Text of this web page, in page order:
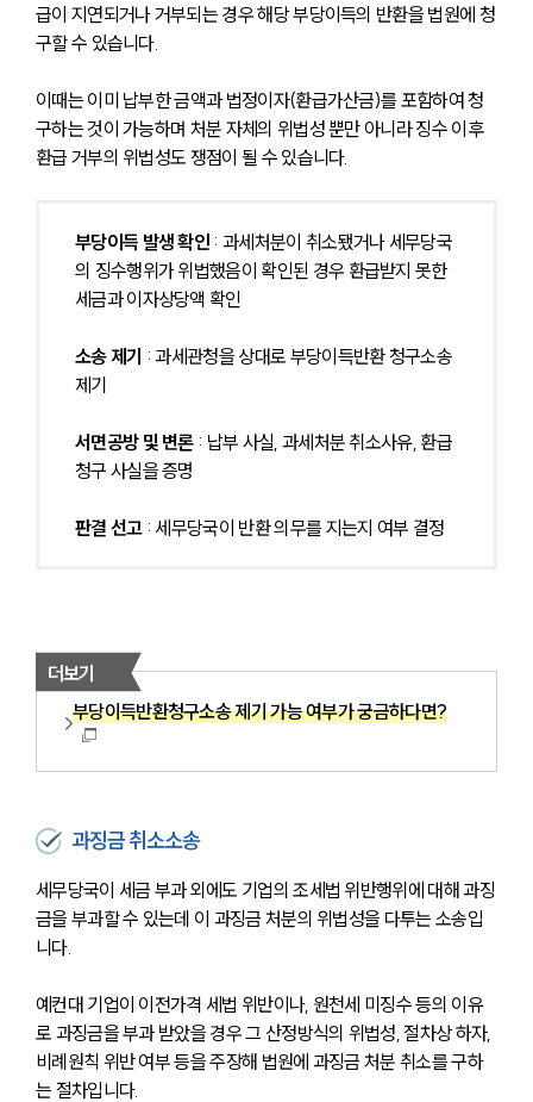
급이 지연되거나 거부되는 경우 해당 부당이득의 반환을 법원에 청
구할 수 있습니다.
이때는 이미 납부한 금액과 법정이자(환급가산금)를 포함하여 청
구하는 것이 가능하며 처분 자체의 위법성 뿐만 아니라 징수 이후
환급 거부의 위법성도 쟁점이 될 수 있습니다.
부당이득 발생 확인 : 과세처분이 취소됐거나 세무당국
의 징수행위가 위법했음이 확인된 경우 환급받지 못한
세금과 이자상당액 확인
소송 제기 : 과세관청을 상대로 부당이득반환 청구소송
제기
서면공방 및 변론 : 납부 사실, 과세처분 취소사유, 환급
청구 사실을 증명
판결 선고 : 세무당국이 반환 의무를 지는지 여부 결정
더보기
부당이득반환청구소송 제기 가능 여부가 궁금하다면?
과징금 취소소송
세무당국이 세금 부과 외에도 기업의 조세법 위반행위에 대해 과징
금을 부과할 수 있는데 이 과징금 처분의 위법성을 다투는 소송입
니다.
예컨대 기업이 이전가격 세법 위반이나, 원천세 미징수 등의 이유
로 과징금을 부과 받았을 경우 그 산정방식의 위법성, 절차상 하자,
비례원칙 위반 여부 등을 주장해 법원에 과징금 처분 취소를 구하
는 절차입니다.